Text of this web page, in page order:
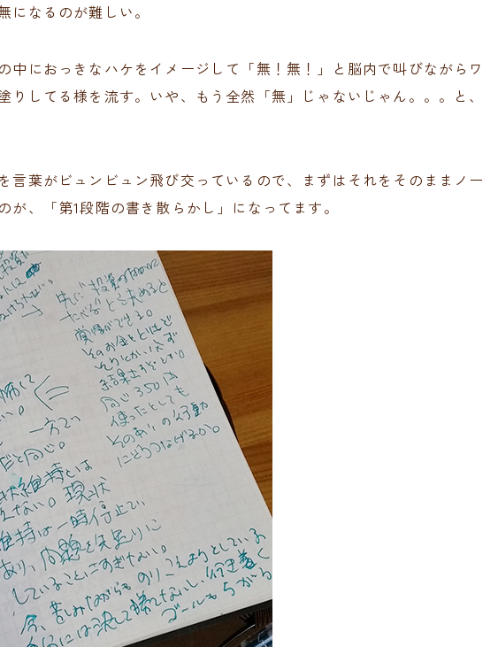
になるのが難しい。
中におっきなハケをイメージして「無！無！」と脳内で叫びながらワ
りしてる様を流す。いや、もう全然「無」じゃないじゃん。。。と、
言葉がビュンビュン飛び交っているので、まずはそれをそのままノー
が、「第1段階の書き散らかし」になってます。